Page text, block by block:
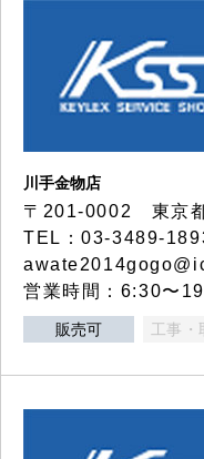
川手金物店
〒201-0002 東京
TEL：03-3489-
営業時間：6:30〜
販売可 工事・